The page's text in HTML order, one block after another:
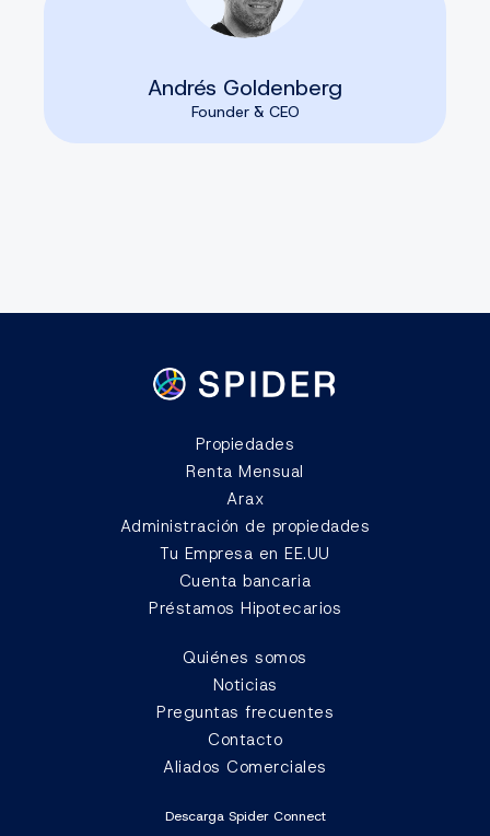
Andrés Goldenberg
Founder & CEO
Propiedades
Renta Mensual
Arax
Administración de propiedades
Tu Empresa en EE.UU
Cuenta bancaria
Préstamos Hipotecarios
Quiénes somos
Noticias
Preguntas frecuentes
Contacto
Aliados Comerciales
Descarga Spider Connect